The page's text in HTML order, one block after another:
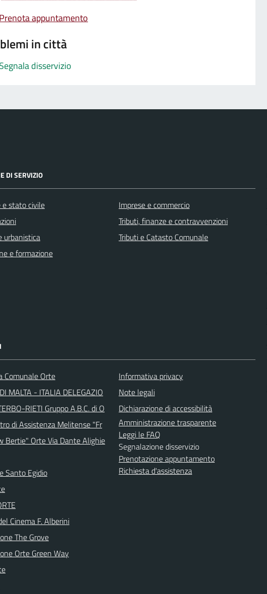
Prenota appuntamento
in città
Segnala disservizio
DI SERVIZIO
e stato civile
urbanistica
e formazione
Imprese e commercio
Tributi, finanze e contravvenzioni
Tributi e Catasto Comunale
Comunale Orte
MALTA - ITALIA DELEGAZIO
RIETI Gruppo A.B.C. di O
di Assistenza Melitense "Fr
Bertie" Orte Via Dante Alighie
Santo Egidio
Cinema F. Alberini
The Grove
Orte Green Way
Informativa privacy
Note legali
Dichiarazione di accessibilità
Amministrazione trasparente
Leggi le FAQ
Segnalazione disservizio
Prenotazione appuntamento
Richiesta d'assistenza